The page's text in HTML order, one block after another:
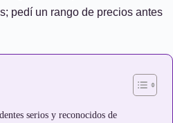
pedí un rango de precios antes
serios y reconocidos de